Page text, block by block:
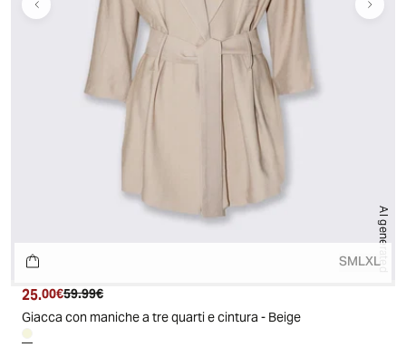
AI generated
SMLXL
Prezzo attuale
25.00€ Prezzo originale
59.99€
Giacca con maniche a tre quarti e cintura - Beige